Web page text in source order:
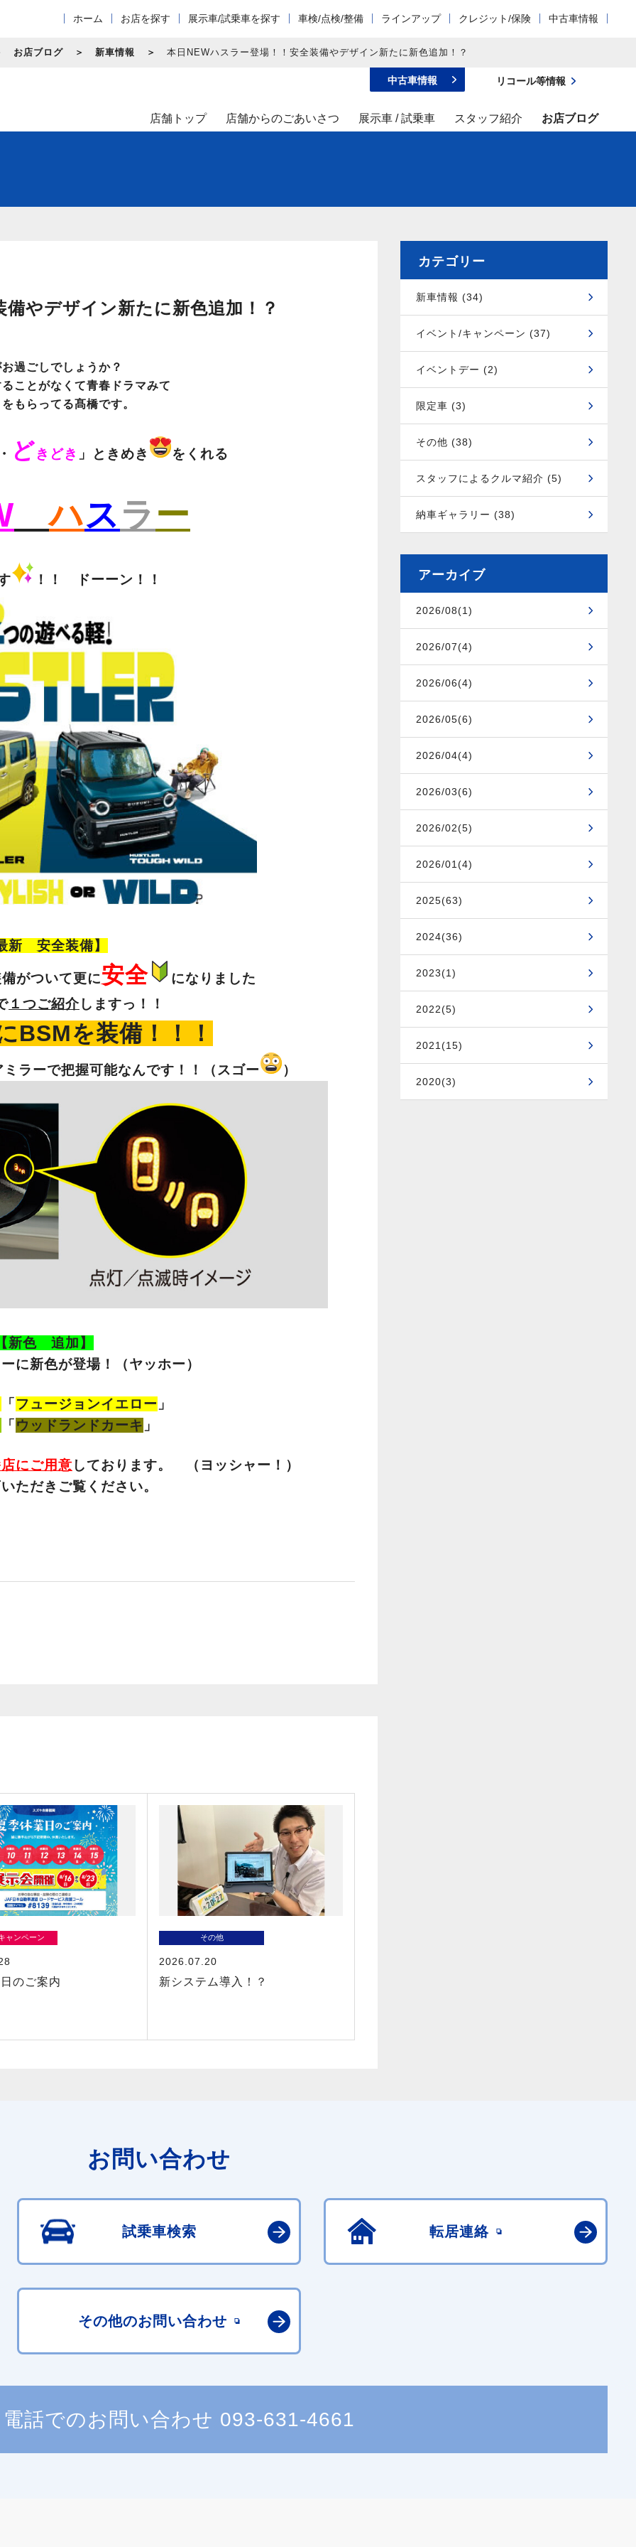
ホーム お店を探す 展示車/試乗車を探す 車検/点検/整備 ラインアップ クレジット/保険 中古車情報
お店ブログ 新車情報 本日NEWハスラー登場！！安全装備やデザイン新たに新色追加！？
店舗トップ 店舗からのごあいさつ 展示車 / 試乗車 スタッフ紹介 お店ブログ
中古車情報 リコール等情報
やデザイン新たに新色追加！？
過ごしでしょうか？
ことがなくて青春ドラマみて
もらってる髙橋です。
どきどき 」ときめき をくれる
ハスラ ー
！！ ドーーン！！
新 安全装備】
がついて更に安全
になりました
１つご紹介しますっ！！
BSMを装備！！！
ラーで把握可能なんです！！（スゴー ）
新色 追加】
に新色が登場！（ヤッホー）
「 フュージョンイエロー 」
「 ウッドランドカーキ 」
にご用意 しております。 （ヨッシャー！）
ただきご覧ください。
ャンペーン
のご案内
その他
2026.07.20
新システム導入！？
カテゴリー
新車情報 (34)
イベント/キャンペーン (37)
イベントデー (2)
限定車 (3)
その他 (38)
スタッフによるクルマ紹介 (5)
納車ギャラリー (38)
アーカイブ
2026/08(1)
2026/07(4)
2026/06(4)
2026/05(6)
2026/04(4)
2026/03(6)
2026/02(5)
2026/01(4)
2025(63)
2024(36)
2023(1)
2022(5)
2021(15)
2020(3)
お問い合わせ
試乗車検索 転居連絡
その他のお問い合わせ
電話でのお問い合わせ 093-631-4661